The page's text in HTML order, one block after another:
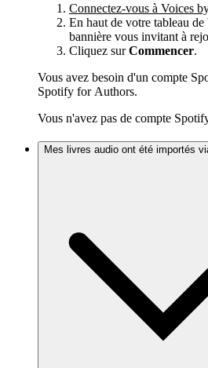
Connectez-vous à Voices
En haut de votre tableau
bannière vous invitant à
Cliquez surCommencer.
Vous avez besoin d'un compte
Spotify for Authors.
Vous n'avez pas de compte
Mes livres audio ont été importés